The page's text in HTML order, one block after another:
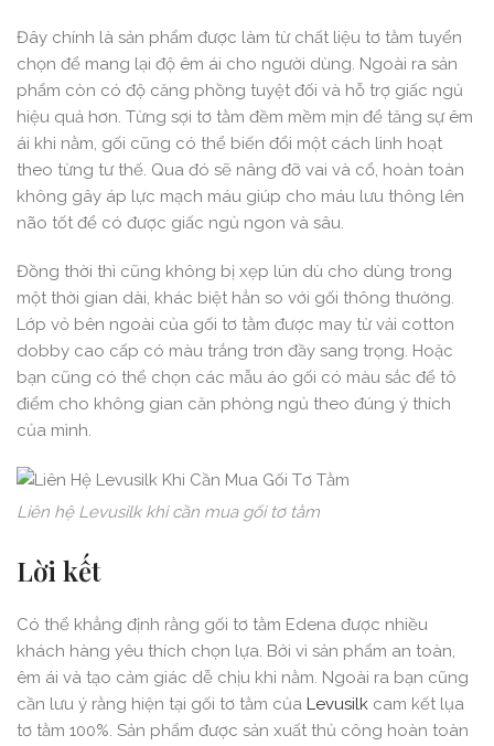
Đây chính là sản phẩm được làm từ chất liệu tơ tằm tuyển
chọn để mang lại độ êm ái cho người dùng. Ngoài ra sản
phẩm còn có độ căng phồng tuyệt đối và hỗ trợ giấc ngủ
hiệu quả hơn. Từng sợi tơ tằm đềm mềm mịn để tăng sự êm
ái khi nằm, gối cũng có thể biến đổi một cách linh hoạt
theo từng tư thế. Qua đó sẽ nâng đỡ vai và cổ, hoàn toàn
không gây áp lực mạch máu giúp cho máu lưu thông lên
não tốt để có được giấc ngủ ngon và sâu.
Đồng thời thì cũng không bị xẹp lún dù cho dùng trong
một thời gian dài, khác biệt hẳn so với gối thông thường.
Lớp vỏ bên ngoài của gối tơ tằm được may từ vải cotton
dobby cao cấp có màu trắng trơn đầy sang trọng. Hoặc
bạn cũng có thể chọn các mẫu áo gối có màu sắc để tô
điểm cho không gian căn phòng ngủ theo đúng ý thích
của mình.
Liên hệ Levusilk khi cần mua gối tơ tằm
Lời kết
Có thể khẳng định rằng gối tơ tằm Edena được nhiều
khách hàng yêu thích chọn lựa. Bởi vì sản phẩm an toàn,
êm ái và tạo cảm giác dễ chịu khi nằm. Ngoài ra bạn cũng
cần lưu ý rằng hiện tại gối tơ tằm của Levusilk cam kết lụa
tơ tằm 100%. Sản phẩm được sản xuất thủ công hoàn toàn